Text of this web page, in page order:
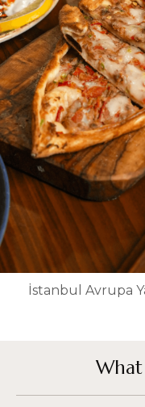
İstanbul Avrupa